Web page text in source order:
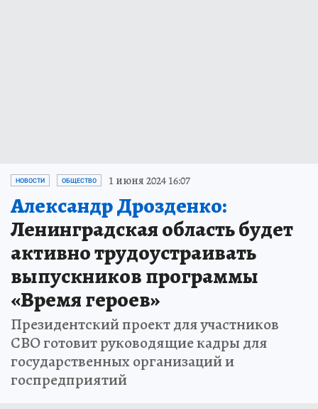
НОВОСТИ ОБЩЕСТВО 1 июня 2024 16:07
Александр Дрозденко:
Ленинградская область будет
активно трудоустраивать
выпускников программы
«Время героев»
Президентский проект для участников
СВО готовит руководящие кадры для
государственных организаций и
госпредприятий